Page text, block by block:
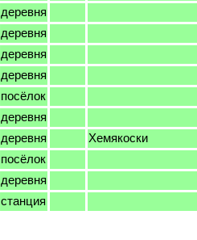
деревня
деревня
деревня
деревня
посёлок
деревня
деревня
Хемякоски
посёлок
деревня
станция